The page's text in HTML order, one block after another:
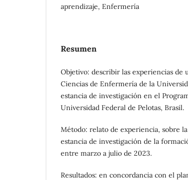
aprendizaje, Enfermería
Resumen
Objetivo: describir las experiencias de
Ciencias de Enfermería de la
estancia de investigación en el
Universidad Federal de Pelotas, Brasil.
Método: relato de experiencia, sobre
estancia de investigación de la
entre marzo a julio de 2023.
Resultados: en concordancia con el